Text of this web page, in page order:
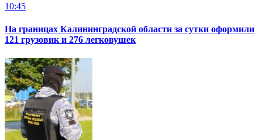
10:45
На границах Калининградской области за сутки оформили
121 грузовик и 276 легковушек